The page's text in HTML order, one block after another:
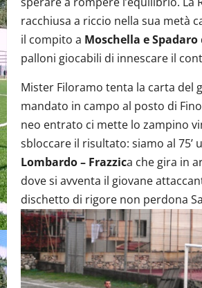
racchiusa a riccio nella sua metà
il compito a Moschella e Spadaro
palloni giocabili di innescare il
Mister Filoramo tenta la carta del
mandato in campo al posto di
neo entrato ci mette lo zampino
sbloccare il risultato: siamo al 75’
Lombardo – Frazzica che gira in
dove si avventa il giovane
dischetto di rigore non perdona